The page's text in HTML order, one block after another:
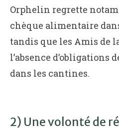
Orphelin regrette
chèque alimentaire
tandis que les Amis de
l’absence d’obligations
dans les cantines.
2) Une volonté de